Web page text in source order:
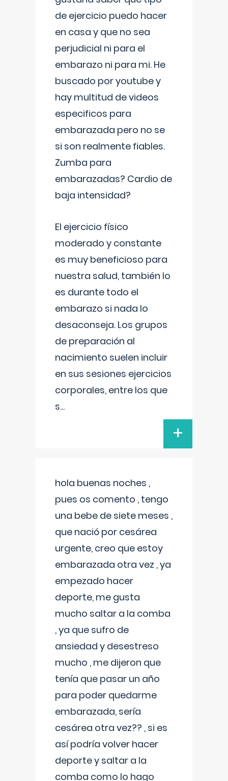
de ejercicio puedo hacer
en casa y que no sea
perjudicial ni para el
embarazo ni para mi. He
buscado por youtube y
hay multitud de videos
especificos para
embarazada pero no se
si son realmente fiables.
Zumba para
embarazadas? Cardio de
baja intensidad?
El ejercicio físico
moderado y constante
es muy beneficioso para
nuestra salud, también lo
es durante todo el
embarazo si nada lo
desaconseja. Los grupos
de preparación al
nacimiento suelen incluir
en sus sesiones ejercicios
corporales, entre los que
s...
+
hola buenas noches ,
pues os comento , tengo
una bebe de siete meses ,
que nació por cesárea
urgente, creo que estoy
embarazada otra vez , ya
empezado hacer
deporte, me gusta
mucho saltar a la comba
, ya que sufro de
ansiedad y desestreso
mucho , me dijeron que
tenía que pasar un año
para poder quedarme
embarazada, sería
cesárea otra vez?? , si es
así podría volver hacer
deporte y saltar a la
comba como lo hago